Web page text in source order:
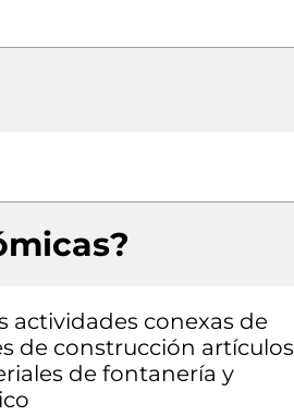
actividades conexas de
de construcción artículos
de fontanería y